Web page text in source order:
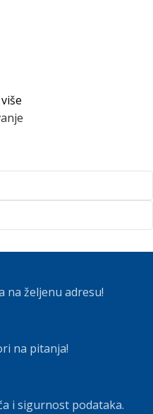
na željenu adresu!
na pitanja!
i sigurnost podataka.